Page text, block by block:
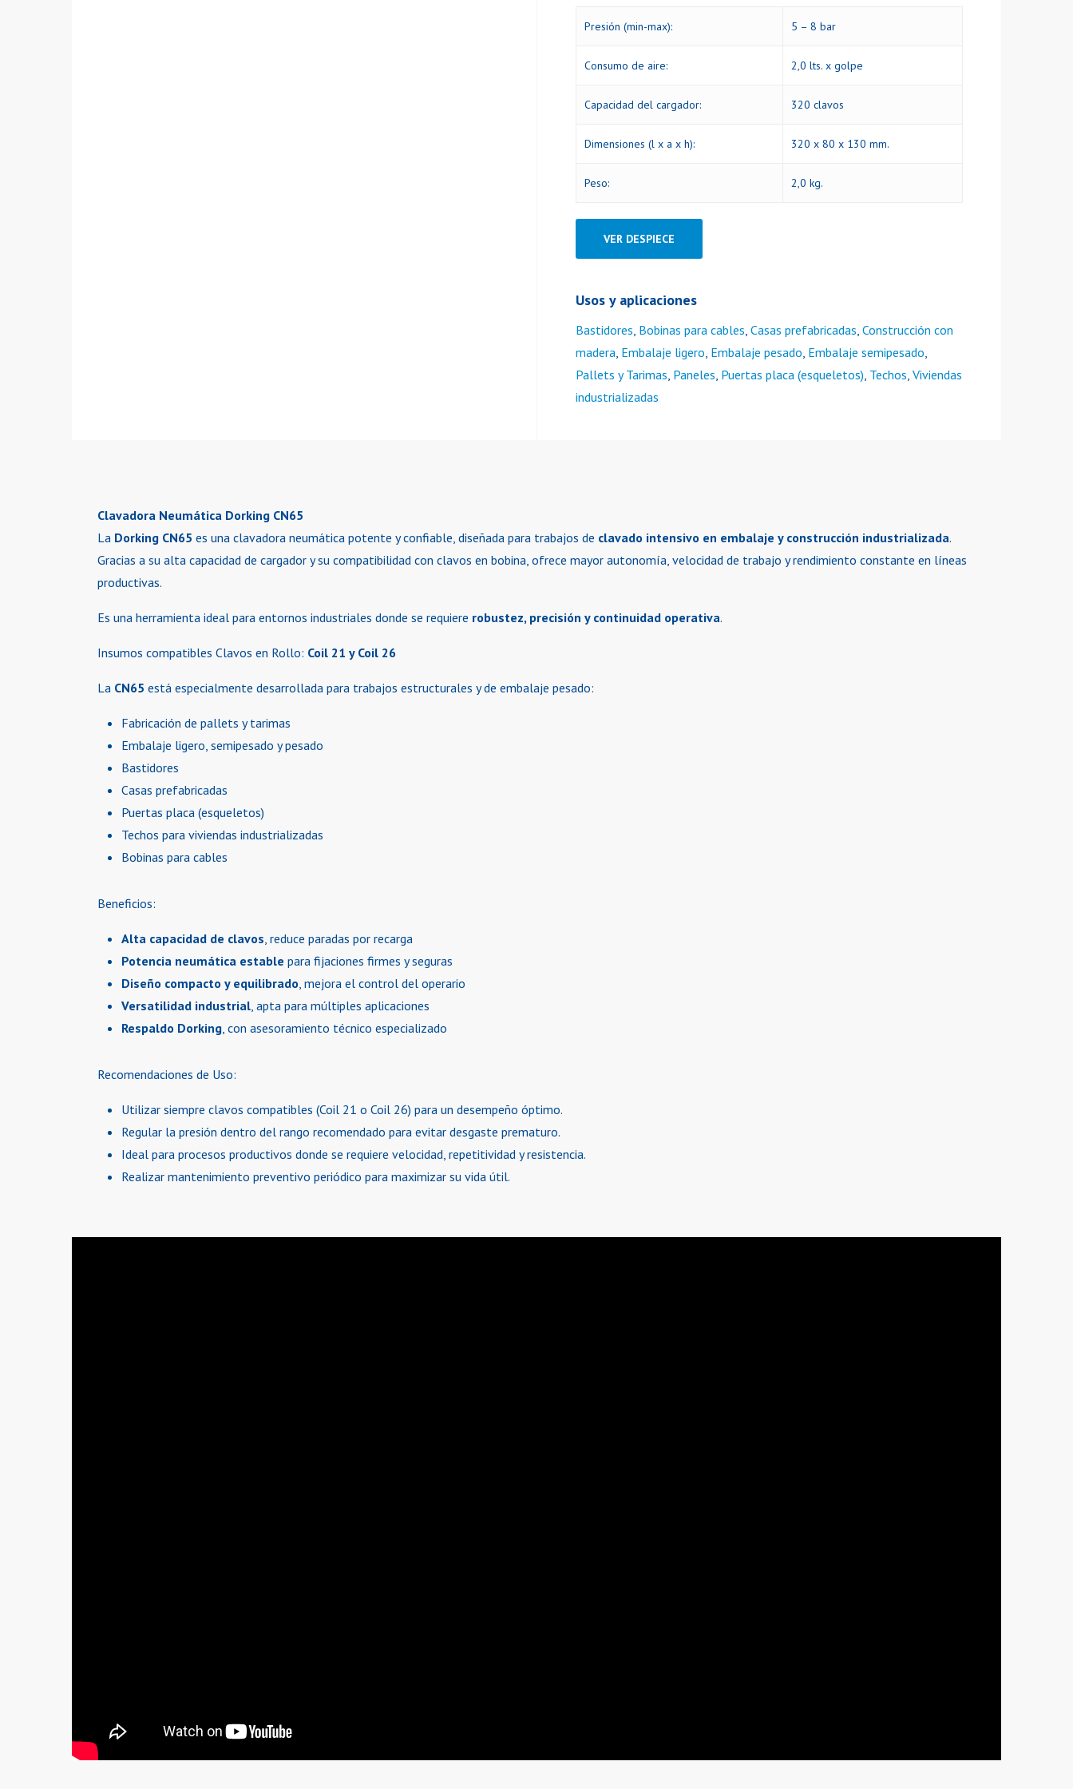
Presión (min-max): 5 – 8 bar
Consumo de aire: 2,0 lts. x golpe
Capacidad del cargador: 320 clavos
Dimensiones (l x a x h): 320 x 80 x 130 mm.
Peso: 2,0 kg.
VER DESPIECE
Usos y aplicaciones
Bastidores Bobinas para cables Casas prefabricadas Construcción con
madera Embalaje ligero Embalaje pesado Embalaje semipesado
Pallets y Tarimas Paneles Puertas placa (esqueletos) Techos Viviendas
industrializadas
Clavadora Neumática Dorking CN65
La Dorking CN65 es una clavadora neumática potente y confiable, diseñada para trabajos de clavado intensivo en embalaje y construcción industrializada.
Gracias a su alta capacidad de cargador y su compatibilidad con clavos en bobina, ofrece mayor autonomía, velocidad de trabajo y rendimiento constante en líneas
productivas.
Es una herramienta ideal para entornos industriales donde se requiere robustez, precisión y continuidad operativa.
Insumos compatibles Clavos en Rollo: Coil 21 y Coil 26
La CN65 está especialmente desarrollada para trabajos estructurales y de embalaje pesado:
Fabricación de pallets y tarimas
Embalaje ligero, semipesado y pesado
Bastidores
Casas prefabricadas
Puertas placa (esqueletos)
Techos para viviendas industrializadas
Bobinas para cables
Beneficios:
Alta capacidad de clavos , reduce paradas por recarga
Potencia neumática estable para fijaciones firmes y seguras
Diseño compacto y equilibrado , mejora el control del operario
Versatilidad industrial , apta para múltiples aplicaciones
Respaldo Dorking , con asesoramiento técnico especializado
Recomendaciones de Uso:
Utilizar siempre clavos compatibles (Coil 21 o Coil 26) para un desempeño óptimo.
Regular la presión dentro del rango recomendado para evitar desgaste prematuro.
Ideal para procesos productivos donde se requiere velocidad, repetitividad y resistencia.
Realizar mantenimiento preventivo periódico para maximizar su vida útil.